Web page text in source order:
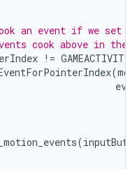
an event if we set
cook above in the
!=
(
ev
(